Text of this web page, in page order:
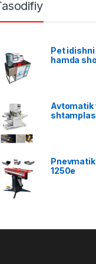
Pet
hamda
Avtomatik
1250e